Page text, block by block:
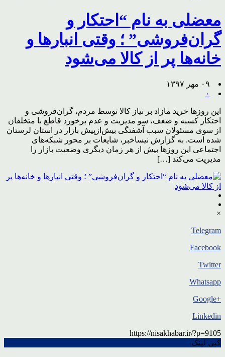
معضلی به نام “احتکار و
گران‌فروشی” ؛ وقتی انبارها و
خانه‌ها پر از کالا می‌شود
۰۹ مهر ۱۳۹۷
۰
این روزها خرید مازاد بر نیاز کالا توسط مردم، گران‌فروشی و
احتکار کسبه و ضعف، سو مدیریت و عدم برخورد قاطع با متخلفان
از سوی مسئولان سبب آشفتگی بیش‌ازپیش بازار در استان لرستان
شده است. به گزارش نیساخبر، شایعات بر محور شبکه‌های
اجتماعی این روزها بیش از هر زمان دیگری وضعیت بازار را
مدیریت می‌کند […]
×
Telegram
Facebook
Twitter
Whatsapp
+Google
Linkedin
https://nisakhabar.ir/?p=9105
کپی لینک